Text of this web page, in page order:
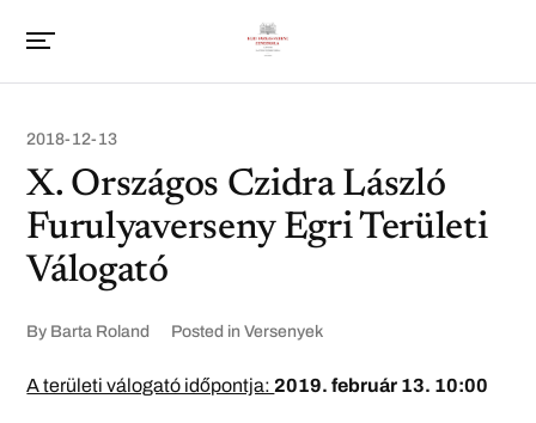
2018-12-13
X. Országos Czidra László
Furulyaverseny Egri Területi
Válogató
By Barta Roland Posted in Versenyek
A területi válogató időpontja: 2019. február 13. 10:00